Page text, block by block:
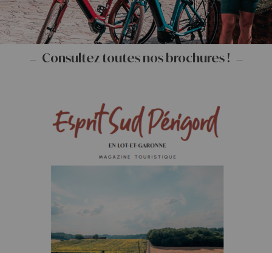
Consultez toutes nos brochures !